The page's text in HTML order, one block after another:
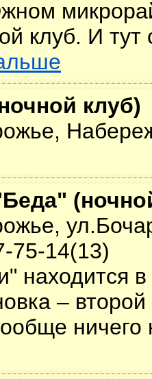
клуб. И
клуб)
75-14(13)
находится
–